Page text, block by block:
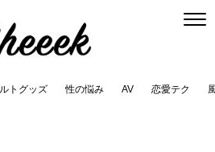
トグッズ 性の悩み AV 恋愛テク